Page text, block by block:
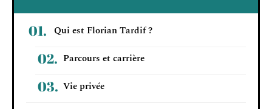
Qui est Florian Tardif ?
Parcours et carrière
Vie privée